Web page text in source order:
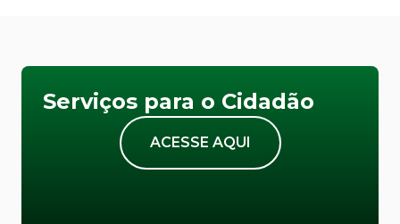
Serviços para o Cidadão
ACESSE AQUI